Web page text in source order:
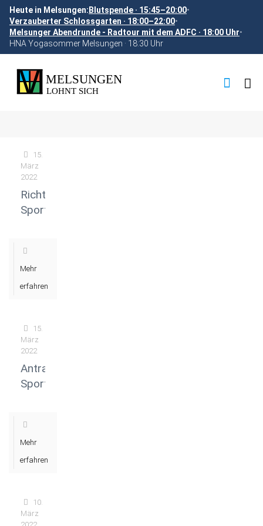
Heute in Melsungen: Blutspende · 15:45–20:00•
Verzauberter Schlossgarten · 18:00–22:00•
Melsunger Abendrunde - Radtour mit dem ADFC · 18:00 Uhr•
HNA Yogasommer Melsungen · 18:30 Uhr
15.
März
2022
Richtlinien
Sportehrenplakette
Mehr
erfahren
15.
März
2022
Antrag
Sportehrenplakette
Mehr
erfahren
10.
März